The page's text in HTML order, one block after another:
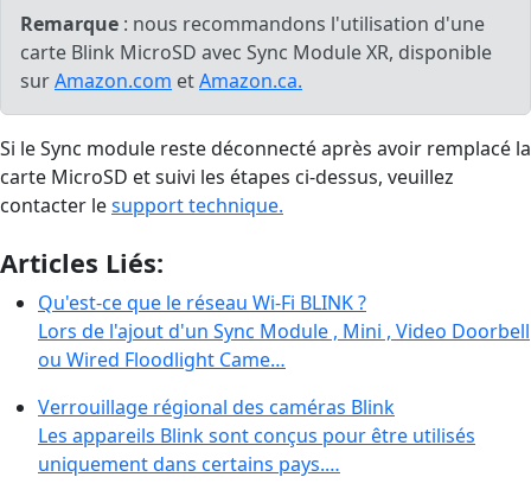
Remarque : nous recommandons l'utilisation d'une
carte Blink MicroSD avec Sync Module XR, disponible
surAmazon.com etAmazon.ca.
Si le Sync module reste déconnecté après avoir remplacé la
carte MicroSD et suivi les étapes ci-dessus, veuillez
contacter lesupport technique.
Articles Liés:
Qu'est-ce que le réseau Wi-Fi BLINK ?
Lors de l'ajout d'un Sync Module , Mini , Video Doorbell
ou Wired Floodlight Came…
Verrouillage régional des caméras Blink
Les appareils Blink sont conçus pour être utilisés
uniquement dans certains pays.…